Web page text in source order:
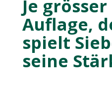
Je
Auflage,
spielt
seine